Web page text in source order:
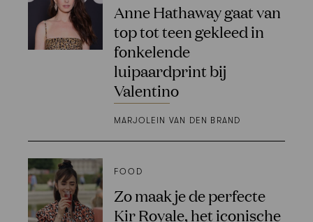
Anne Hathaway gaat van
top tot teen gekleed in
fonkelende
luipaardprint bij
Valentino
MARJOLEIN VAN DEN BRAND
FOOD
Zo maak je de perfecte
Kir Royale, het iconische